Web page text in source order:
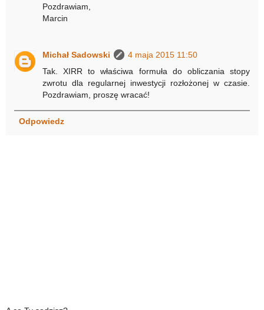
Pozdrawiam,
Marcin
Michał Sadowski
4 maja 2015 11:50
Tak. XIRR to właściwa formuła do obliczania stopy
zwrotu dla regularnej inwestycji rozłożonej w czasie.
Pozdrawiam, proszę wracać!
Odpowiedz